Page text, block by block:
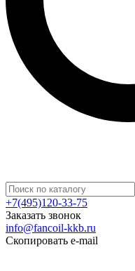
+7(495)120-33-75
Заказать звонок
info@fancoil-kkb.ru
Скопировать e-mail